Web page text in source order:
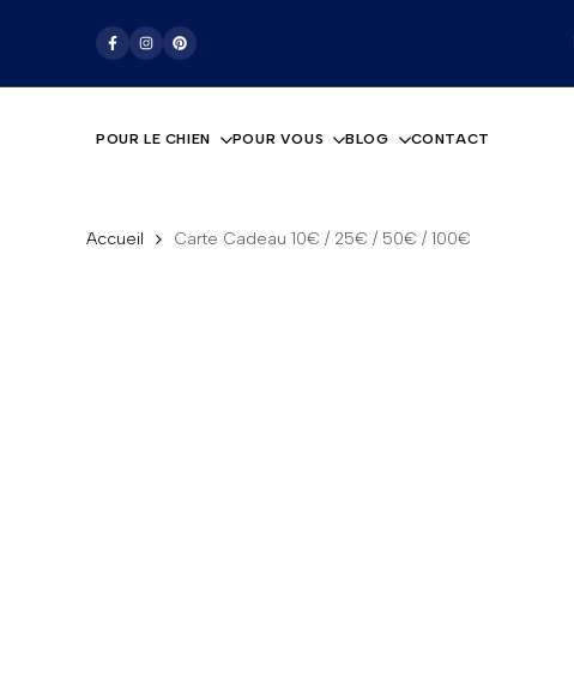
Facebook
Instagram
Pinterest
La boutique pour les amoureux des chiens
POUR LE CHIEN POUR VOUS BLOG CONTACT
Accueil Carte Cadeau 10€ / 25€ / 50€ / 100€